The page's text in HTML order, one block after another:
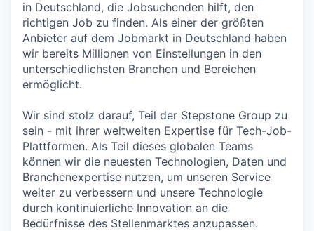
in Deutschland, die Jobsuchenden hilft, den
richtigen Job zu finden. Als einer der größten
Anbieter auf dem Jobmarkt in Deutschland haben
wir bereits Millionen von Einstellungen in den
unterschiedlichsten Branchen und Bereichen
ermöglicht.
Wir sind stolz darauf, Teil der Stepstone Group zu
sein - mit ihrer weltweiten Expertise für Tech-Job-
Plattformen. Als Teil dieses globalen Teams
können wir die neuesten Technologien, Daten und
Branchenexpertise nutzen, um unseren Service
weiter zu verbessern und unsere Technologie
durch kontinuierliche Innovation an die
Bedürfnisse des Stellenmarktes anzupassen.